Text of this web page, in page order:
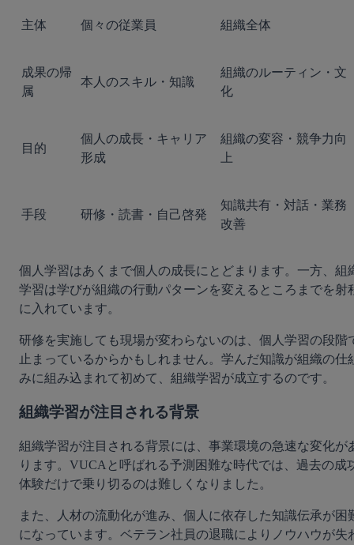
主体 個々の従業員 組織全体
成果の帰
属
本人のスキル・知識
組織のルーティン・文
化
目的
個人の成長・キャリア
形成
組織の変容・競争力向
上
手段 研修・読書・自己啓発
知識共有・対話・業務
改善
個人学習はあくまで個人の成長にとどまります。一方、組
学習は学びが組織の行動パターンを変えるところまでを射
に入れています。
研修を実施しても現場が変わらないのは、個人学習の段階
止まっているからかもしれません。学んだ知識が組織の仕
みに組み込まれて初めて、組織学習が成立するのです。
組織学習が注目される背景
組織学習が注目される背景には、事業環境の急速な変化が
ります。VUCAと呼ばれる予測困難な時代では、過去の成
体験だけで乗り切るのは難しくなりました。
また、人材の流動化が進み、個人に依存した知識伝承が困
になっています。ベテラン社員の退職によりノウハウが失